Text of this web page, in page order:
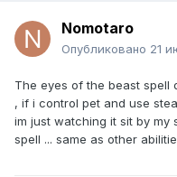
Nomotaro
Опубликовано 21
The eyes of the beast spell
, if i control pet and use
im just watching it sit by my
spell ... same as other